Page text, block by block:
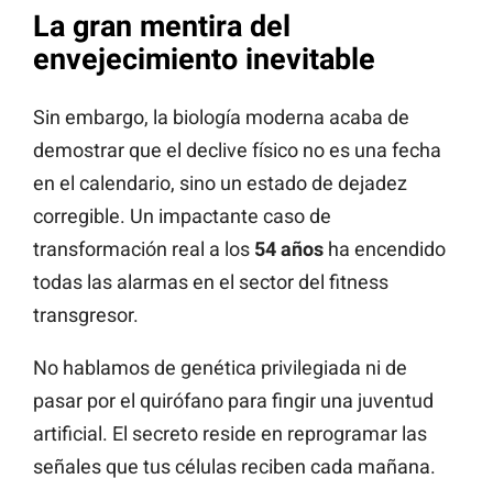
La gran mentira del
envejecimiento inevitable
Sin embargo, la biología moderna acaba de
demostrar que el declive físico no es una fecha
en el calendario, sino un estado de dejadez
corregible. Un impactante caso de
transformación real a los 54 años ha encendido
todas las alarmas en el sector del fitness
transgresor.
No hablamos de genética privilegiada ni de
pasar por el quirófano para fingir una juventud
artificial. El secreto reside en reprogramar las
señales que tus células reciben cada mañana.